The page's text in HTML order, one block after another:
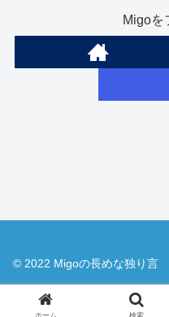
Migoを
© 2022 Migoの長めな独り言
ホーム 検索